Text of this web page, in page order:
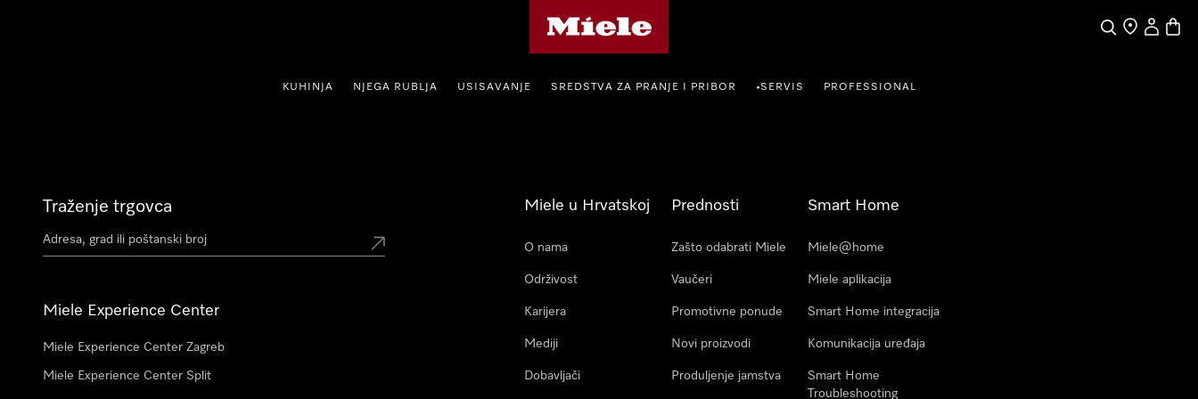
PretragaTraženjeKorisnički
KUHINJA NJEGA RUBLJA USISAVANJE SREDSTVA ZA PRANJE I PRIBOR •SERVIS PROFESSIONAL
Traženje trgovca
Miele Experience Center
Miele Experience Center Zagreb
Miele Experience Center Split
Miele u Hrvatskoj
O nama
Održivost
Karijera
Mediji
Dobavljači
Prednosti
Zašto odabrati Miele
Vaučeri
Promotivne ponude
Novi proizvodi
Produljenje jamstva
Smart Home
Miele@home
Miele aplikacija
Smart Home integracija
Komunikacija uređaja
Smart Home
Troubleshooting